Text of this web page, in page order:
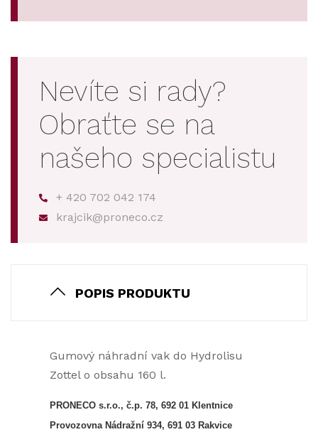
Nevíte si rady?
Obraťte se na
našeho specialistu
+ 420 702 042 174
krajcik@proneco.cz
POPIS PRODUKTU
Gumový náhradní vak do Hydrolisu
Zottel o obsahu 160 l.
PRONECO s.r.o., č.p. 78, 692 01 Klentnice
Provozovna Nádražní 934, 691 03 Rakvice